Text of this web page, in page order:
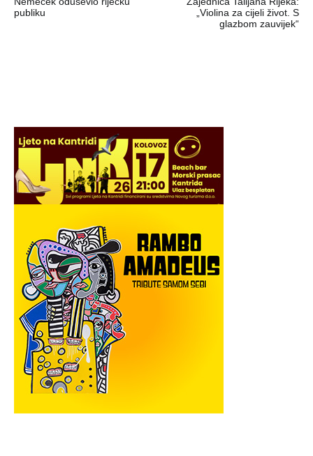
objava
publiku
„Violina za cijeli život. S
glazbom zauvijek“